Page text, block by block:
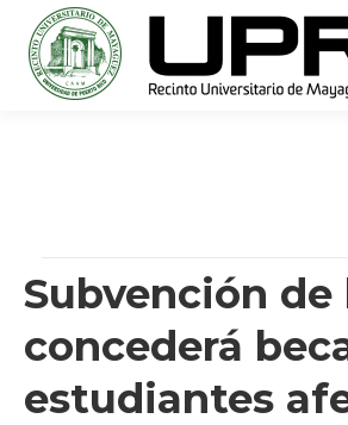
Subvención de
concederá
estudiantes